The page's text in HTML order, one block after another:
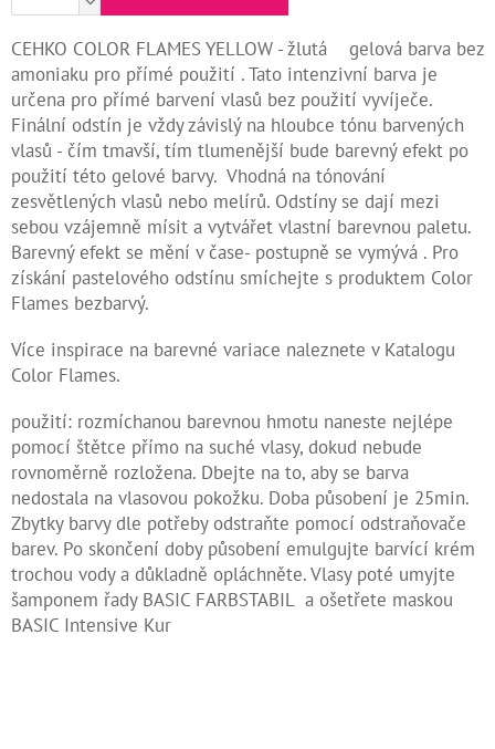
Kontakty
Měna
(CZK)
Přihlášení
CEHKO COLOR FLAMES YELLOW - žlutá gelová barva bez
amoniaku pro přímé použití . Tato intenzivní barva je
určena pro přímé barvení vlasů bez použití vyvíječe.
Finální odstín je vždy závislý na hloubce tónu barvených
vlasů - čím tmavší, tím tlumenější bude barevný efekt po
použití této gelové barvy. Vhodná na tónování
zesvětlených vlasů nebo melírů. Odstíny se dají mezi
sebou vzájemně mísit a vytvářet vlastní barevnou paletu.
Barevný efekt se mění v čase- postupně se vymývá . Pro
získání pastelového odstínu smíchejte s produktem Color
Flames bezbarvý.
Více inspirace na barevné variace naleznete v Katalogu
Color Flames.
použití: rozmíchanou barevnou hmotu naneste nejlépe
pomocí štětce přímo na suché vlasy, dokud nebude
rovnoměrně rozložena. Dbejte na to, aby se barva
nedostala na vlasovou pokožku. Doba působení je 25min.
Zbytky barvy dle potřeby odstraňte pomocí odstraňovače
barev. Po skončení doby působení emulgujte barvící krém
trochou vody a důkladně opláchněte. Vlasy poté umyjte
šamponem řady BASIC FARBSTABIL a ošetřete maskou
BASIC Intensive Kur